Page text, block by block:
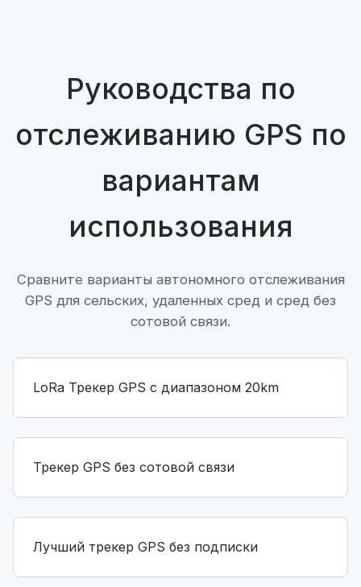
Руководства по
отслеживанию GPS по
вариантам
использования
Сравните варианты автономного отслеживания
GPS для сельских, удаленных сред и сред без
сотовой связи.
LoRa Трекер GPS с диапазоном 20km
Трекер GPS без сотовой связи
Лучший трекер GPS без подписки